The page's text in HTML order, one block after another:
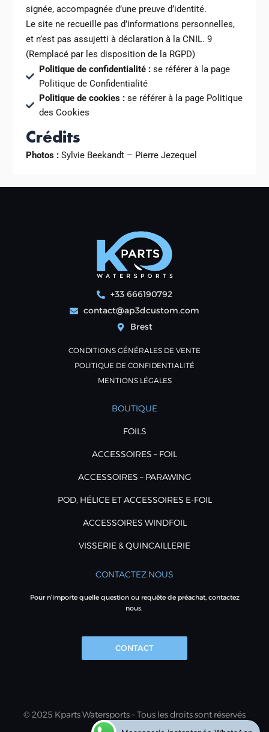
signée, accompagnée d’une preuve d’identité.
Le site ne recueille pas d’informations personnelles,
et n’est pas assujetti à déclaration à la CNIL. 9
(Remplacé par les disposition de la RGPD)
Politique de confidentialité :se référer à la page
Politique de Confidentialité
Politique de cookies :se référer à la page Politique
des Cookies
Crédits
Photos :Sylvie Beekandt – Pierre Jezequel
+33 666190792
contact@ap3dcustom.com
Brest
CONDITIONS GÉNÉRALES DE VENTE
POLITIQUE DE CONFIDENTIALITÉ
MENTIONS LÉGALES
BOUTIQUE
FOILS
ACCESSOIRES – FOIL
ACCESSOIRES – PARAWING
POD, HÉLICE ET ACCESSOIRES E-FOIL
ACCESSOIRES WINDFOIL
VISSERIE & QUINCAILLERIE
CONTACTEZ NOUS
Pour n’importe quelle question ou requête de préachat, contactez
nous.
CONTACT
© 2025 Kparts Watersports – Tous les droits sont réservés